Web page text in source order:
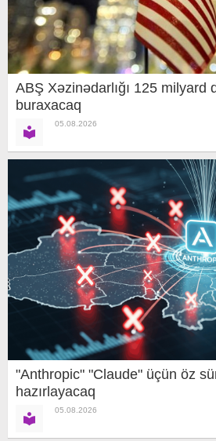
ABŞ Xəzinədarlığı 125 milyard
buraxacaq
05.08.2026
"Anthropic" "Claude" üçün öz
hazırlayacaq
05.08.2026